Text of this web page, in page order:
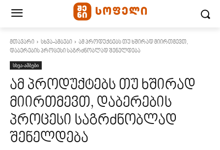
მთავარი სხვა-ამბები
ამ პროდუქტებს თუ ხშირად მიირთმევთ,
დაბერების პროცესი საგრძნობლად შენელდება
სხვა-ამბები
ამ პროდუქტებს თუ ხშირად
მიირთმევთ, დაბერების
პროცესი საგრძნობლად
შენელდება